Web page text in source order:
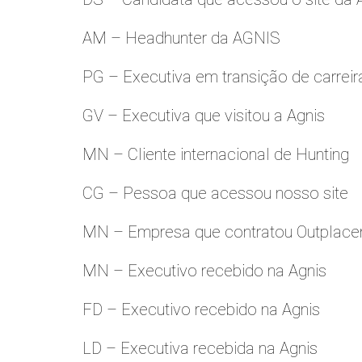
AM – Headhunter da AGNIS
PG – Executiva em transição de
GV – Executiva que visitou a Agnis
MN – Cliente internacional de Hunting
CG – Pessoa que acessou nosso site
MN – Empresa que contratou
MN – Executivo recebido na Agnis
FD – Executivo recebido na Agnis
LD – Executiva recebida na Agnis